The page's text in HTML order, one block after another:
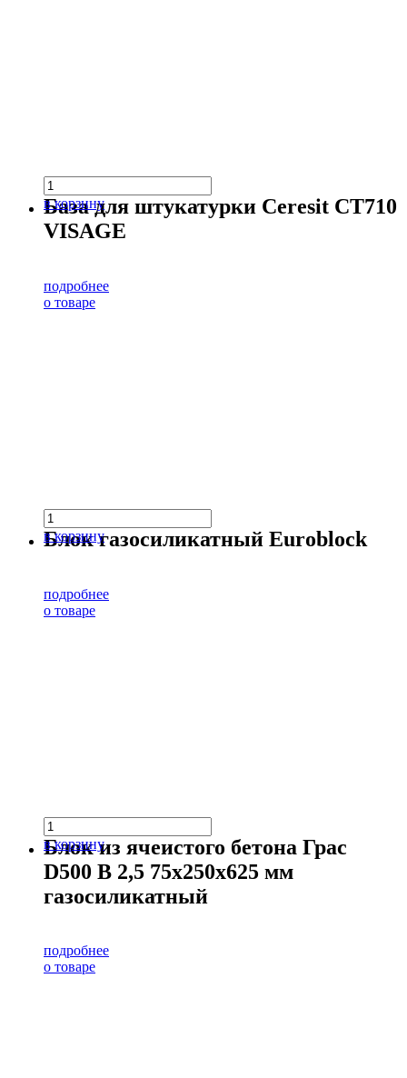
в корзину
База для штукатурки Ceresit CT710
VISAGE
подробнее
о товаре
в корзину
Блок газосиликатный Euroblock
подробнее
о товаре
в корзину
Блок из ячеистого бетона Грас
D500 В 2,5 75х250х625 мм
газосиликатный
подробнее
о товаре